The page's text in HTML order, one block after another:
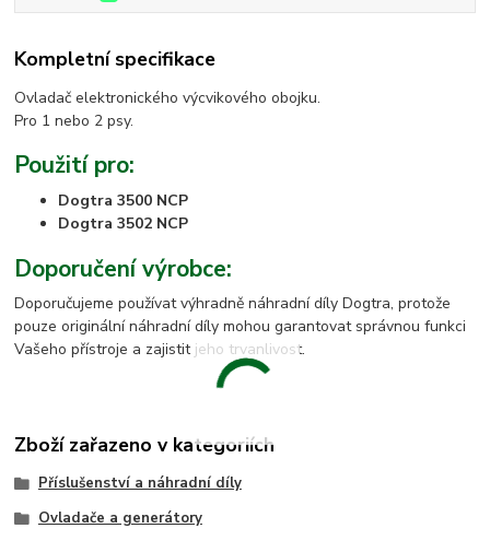
Kompletní specifikace
Ovladač elektronického výcvikového obojku.
Pro 1 nebo 2 psy.
Použití pro:
Dogtra 3500 NCP
Dogtra 3502 NCP
Doporučení výrobce:
Doporučujeme používat výhradně náhradní díly Dogtra, protože
pouze originální náhradní díly mohou garantovat správnou funkci
Vašeho přístroje a zajistit jeho trvanlivost.
Zboží zařazeno v kategoriích
Příslušenství a náhradní díly
Ovladače a generátory